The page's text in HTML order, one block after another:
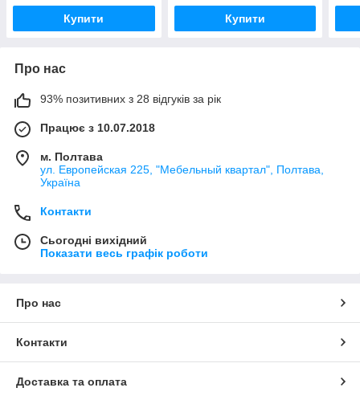
Купити Купити
Про нас
93% позитивних з 28 відгуків за рік
Працює з 10.07.2018
м. Полтава
ул. Европейская 225, "Мебельный квартал", Полтава,
Україна
Контакти
Сьогодні вихідний
Показати весь графік роботи
Про нас
Контакти
Доставка та оплата